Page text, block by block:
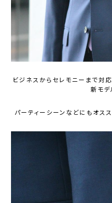
ビジネスからセレモニーまで対
新モデ
パーティーシーンなどにもオス